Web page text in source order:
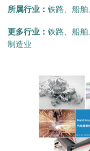
所属行业： 铁路、船
更多行业： 铁路、船
制造业